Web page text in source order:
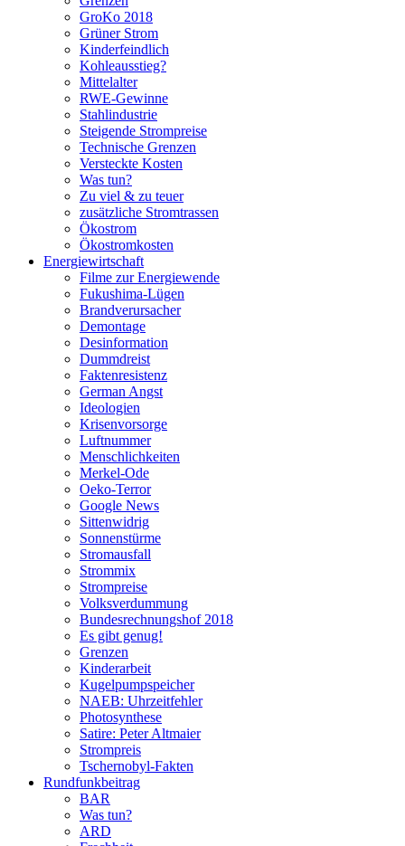
GroKo 2018
Grüner Strom
Kinderfeindlich
Kohleausstieg?
Mittelalter
RWE-Gewinne
Stahlindustrie
Steigende Strompreise
Technische Grenzen
Versteckte Kosten
Was tun?
Zu viel & zu teuer
zusätzliche Stromtrassen
Ökostrom
Ökostromkosten
Energiewirtschaft
Filme zur Energiewende
Fukushima-Lügen
Brandverursacher
Demontage
Desinformation
Dummdreist
Faktenresistenz
German Angst
Ideologien
Krisenvorsorge
Luftnummer
Menschlichkeiten
Merkel-Ode
Oeko-Terror
Google News
Sittenwidrig
Sonnenstürme
Stromausfall
Strommix
Strompreise
Volksverdummung
Bundesrechnungshof 2018
Es gibt genug!
Grenzen
Kinderarbeit
Kugelpumpspeicher
NAEB: Uhrzeitfehler
Photosynthese
Satire: Peter Altmaier
Strompreis
Tschernobyl-Fakten
Rundfunkbeitrag
BAR
Was tun?
ARD